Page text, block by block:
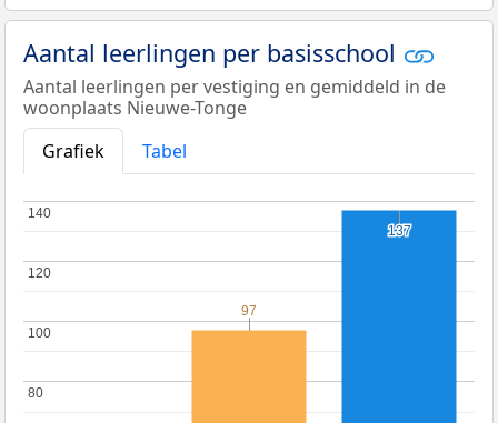
Aantal leerlingen per basisschool
Aantal leerlingen per vestiging en gemiddeld in de
woonplaats Nieuwe-Tonge
Grafiek
Tabel
80
80
100
100
120
120
140
140
97
97
137
137